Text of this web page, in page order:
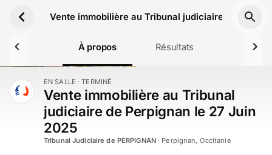
Vente immobilière au Tribunal judiciaire de
À propos Résultats
TERMINÉ EN SALLE · TERMINÉ
Vente immobilière au Tribunal
judiciaire de Perpignan le 27 Juin
2025
Tribunal Judiciaire de PERPIGNAN· Perpignan, Occitanie